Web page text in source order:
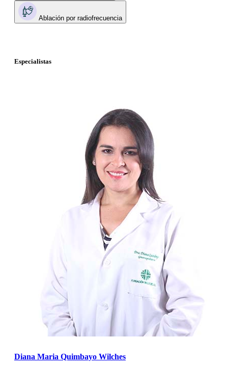
Ablación por radiofrecuencia
Especialistas
Diana Maria Quimbayo Wilches